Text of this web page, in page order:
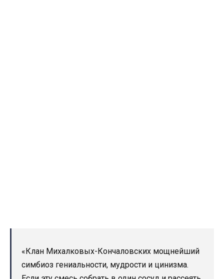
«Клан Михалковых-Кончаловских мощнейший
симбиоз гениальности, мудрости и цинизма.